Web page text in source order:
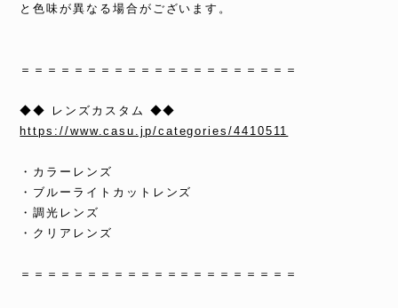
と色味が異なる場合がございます。
＝＝＝＝＝＝＝＝＝＝＝＝＝＝＝＝＝＝＝＝＝
◆◆ レンズカスタム ◆◆
https://www.casu.jp/categories/4410511
・カラーレンズ
・ブルーライトカットレンズ
・調光レンズ
・クリアレンズ
＝＝＝＝＝＝＝＝＝＝＝＝＝＝＝＝＝＝＝＝＝